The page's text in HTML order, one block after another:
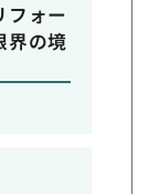
フォー
界の境